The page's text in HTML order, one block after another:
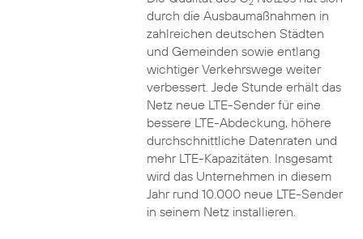
durch die Ausbaumaßnahmen in
zahlreichen deutschen Städten
und Gemeinden sowie entlang
wichtiger Verkehrswege weiter
verbessert. Jede Stunde erhält das
Netz neue LTE-Sender für eine
bessere LTE-Abdeckung, höhere
durchschnittliche Datenraten und
mehr LTE-Kapazitäten. Insgesamt
wird das Unternehmen in diesem
Jahr rund 10.000 neue LTE-Sender
in seinem Netz installieren.